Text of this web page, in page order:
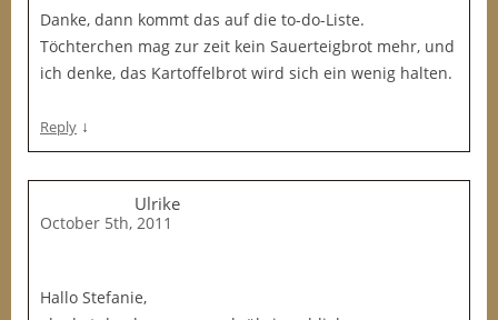
Danke, dann kommt das auf die to-do-Liste.
Töchterchen mag zur zeit kein Sauerteigbrot mehr, und
ich denke, das Kartoffelbrot wird sich ein wenig halten.
Reply ↓
Ulrike
October 5th, 2011
Hallo Stefanie,